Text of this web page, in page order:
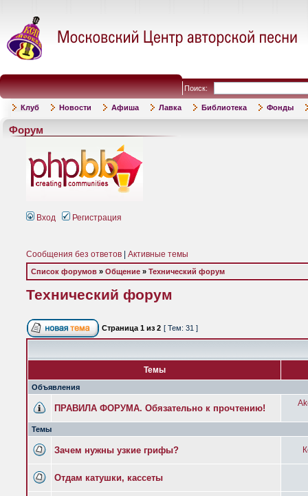
Поиск:
Клуб Новости Афиша Лавка Библиотека Фонды
Форум
Вход Регистрация
Сообщения без ответов Активные темы
Список форумов » Общение » Технический форум
Технический форум
Страница 1 из 2 [ Тем: 31 ]
Темы
Объявления
ПРАВИЛА ФОРУМА. Обязательно к прочтению!
Темы
Зачем нужны узкие грифы?
Отдам катушки, кассеты